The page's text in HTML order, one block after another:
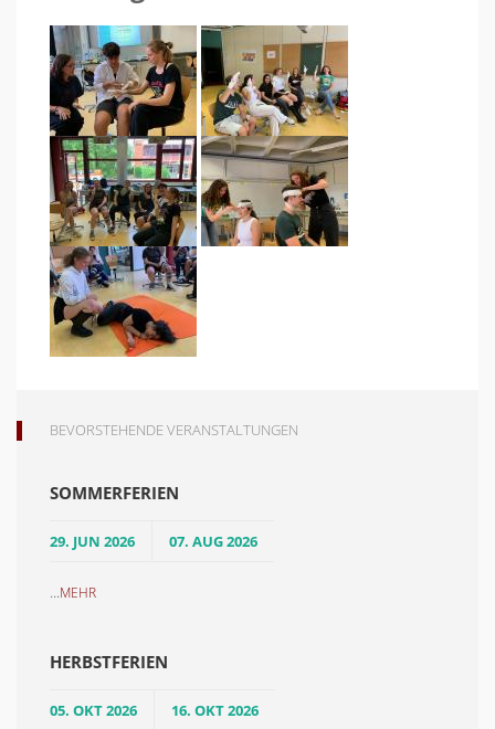
BEVORSTEHENDE VERANSTALTUNGEN
SOMMERFERIEN
29. JUN 2026 07. AUG 2026
...MEHR
HERBSTFERIEN
05. OKT 2026 16. OKT 2026